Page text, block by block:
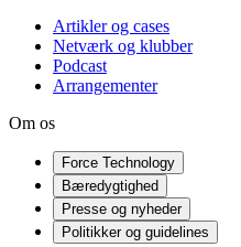
Artikler og cases
Netværk og klubber
Podcast
Arrangementer
Om os
Force Technology
Bæredygtighed
Presse og nyheder
Politikker og guidelines